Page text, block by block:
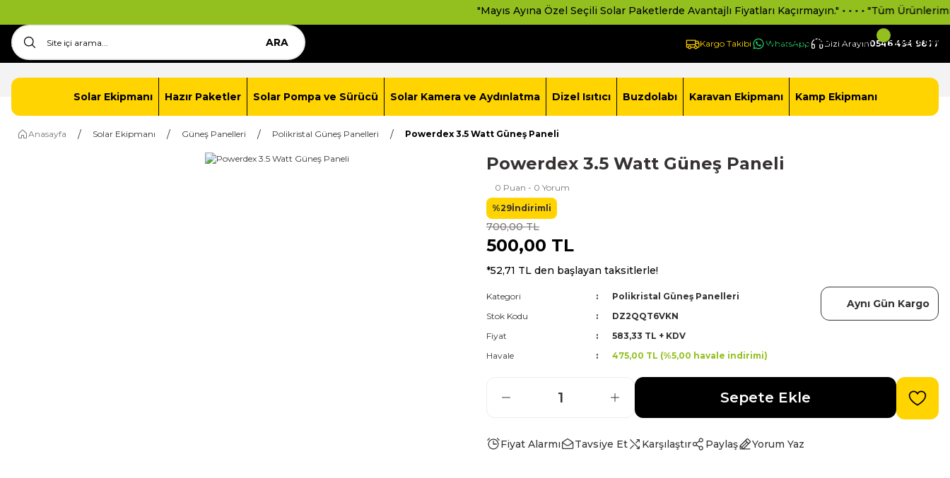
"Mayıs Ayına Özel Seçili Solar Paketlerde Avantajlı Fiyatları Kaçırmayın." • • • • "Tüm Ürünlerimiz
Anasayfa İletişim Solar Paket Oluştur Kargo Takibi WhatsApp Bizi Arayın0546 494 9877
ARA Giriş Yap -Yeni Üye Ol Sepetim
Solar Ekipmanı Hazır Paketler Solar Pompa ve Sürücü Solar Kamera ve Aydınlatma Dizel Isıtıcı Buzdolabı Karavan Ekipmanı Kamp Ekipmanı
Anasayfa Solar Ekipmanı Güneş Panelleri Polikristal Güneş Panelleri Powerdex 3.5 Watt Güneş Paneli
Powerdex 3.5 Watt Güneş Paneli
0 Puan - 0 Yorum
%29İndirimli
700,00 TL
500,00 TL
*52,71 TL den başlayan taksitlerle!
Kategori
Polikristal Güneş Panelleri
Stok Kodu
DZ2QQT6VKN
Fiyat
583,33 TL + KDV
Havale
475,00 TL (%5,00 havale indirimi)
Aynı Gün Kargo
Sepete Ekle
Fiyat Alarmı Tavsiye Et Karşılaştır Paylaş Yorum Yaz